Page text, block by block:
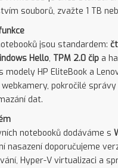
souborů, zvažte 1 TB
jsou standardem:
Hello, TPM 2.0 čip a
modely HP EliteBook a
pokročilé
dat.
notebooků dodáváme s
nasazení doporučujeme
Hyper-V virtualizaci a